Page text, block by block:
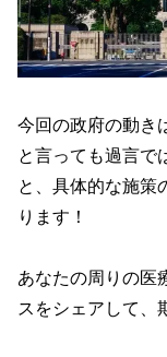
今回の政府の動き
と言っても過言で
と、具体的な施策
ります！
あなたの周りの医
スをシェアして、